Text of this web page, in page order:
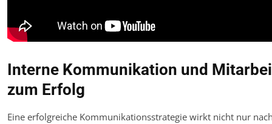
Interne Kommunikation und
zum Erfolg
Eine erfolgreiche Kommunikationsstrategie wirkt nicht nur